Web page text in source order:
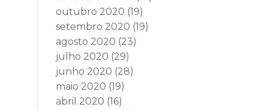
outubro 2020 (19)
setembro 2020 (19)
agosto 2020 (23)
julho 2020 (29)
junho 2020 (28)
maio 2020 (19)
abril 2020 (16)